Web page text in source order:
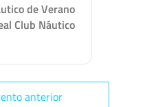
de Verano
Club Náutico
anterior